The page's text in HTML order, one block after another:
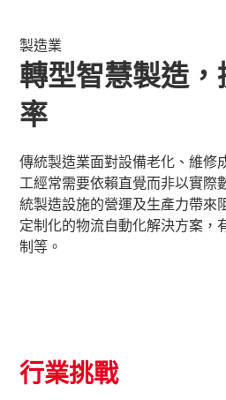
製造業
轉型智慧製造
率
傳統製造業面對設備老化、維修
工經常需要依賴直覺而非以實際
統製造設施的營運及生產力帶來
定制化的物流自動化解決方案，
制等。
行業挑戰